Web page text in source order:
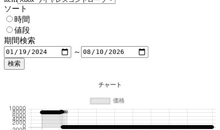
ソート
時間
値段
期間検索
～